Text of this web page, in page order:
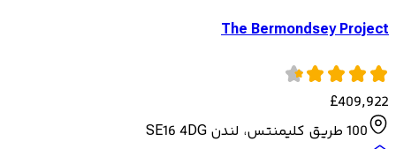
The Bermondsey Project
£409,922
100 طريق كليمنتس، لندن SE16 4DG